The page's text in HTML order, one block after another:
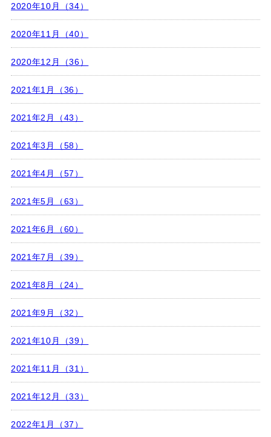
2020年10月（34）
2020年11月（40）
2020年12月（36）
2021年1月（36）
2021年2月（43）
2021年3月（58）
2021年4月（57）
2021年5月（63）
2021年6月（60）
2021年7月（39）
2021年8月（24）
2021年9月（32）
2021年10月（39）
2021年11月（31）
2021年12月（33）
2022年1月（37）